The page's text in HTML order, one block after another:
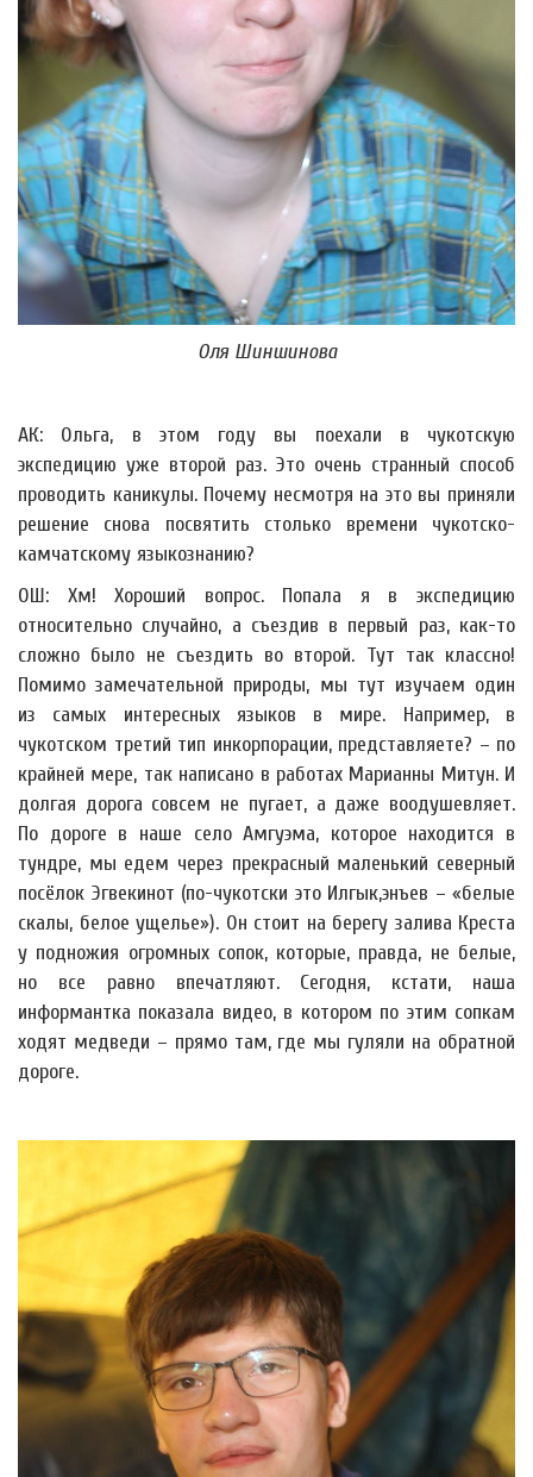
Оля Шиншинова
АК: Ольга, в этом году вы поехали в чукотскую
экспедицию уже второй раз. Это очень странный способ
проводить каникулы. Почему несмотря на это вы приняли
решение снова посвятить столько времени чукотско-
камчатскому языкознанию?
ОШ: Хм! Хороший вопрос. Попала я в экспедицию
относительно случайно, а съездив в первый раз, как-то
сложно было не съездить во второй. Тут так классно!
Помимо замечательной природы, мы тут изучаем один
из самых интересных языков в мире. Например, в
чукотском третий тип инкорпорации, представляете? – по
крайней мере, так написано в работах Марианны Митун. И
долгая дорога совсем не пугает, а даже воодушевляет.
По дороге в наше село Амгуэма, которое находится в
тундре, мы едем через прекрасный маленький северный
посёлок Эгвекинот (по-чукотски это Илгык,энъев – «белые
скалы, белое ущелье»). Он стоит на берегу залива Креста
у подножия огромных сопок, которые, правда, не белые,
но все равно впечатляют. Сегодня, кстати, наша
информантка показала видео, в котором по этим сопкам
ходят медведи – прямо там, где мы гуляли на обратной
дороге.